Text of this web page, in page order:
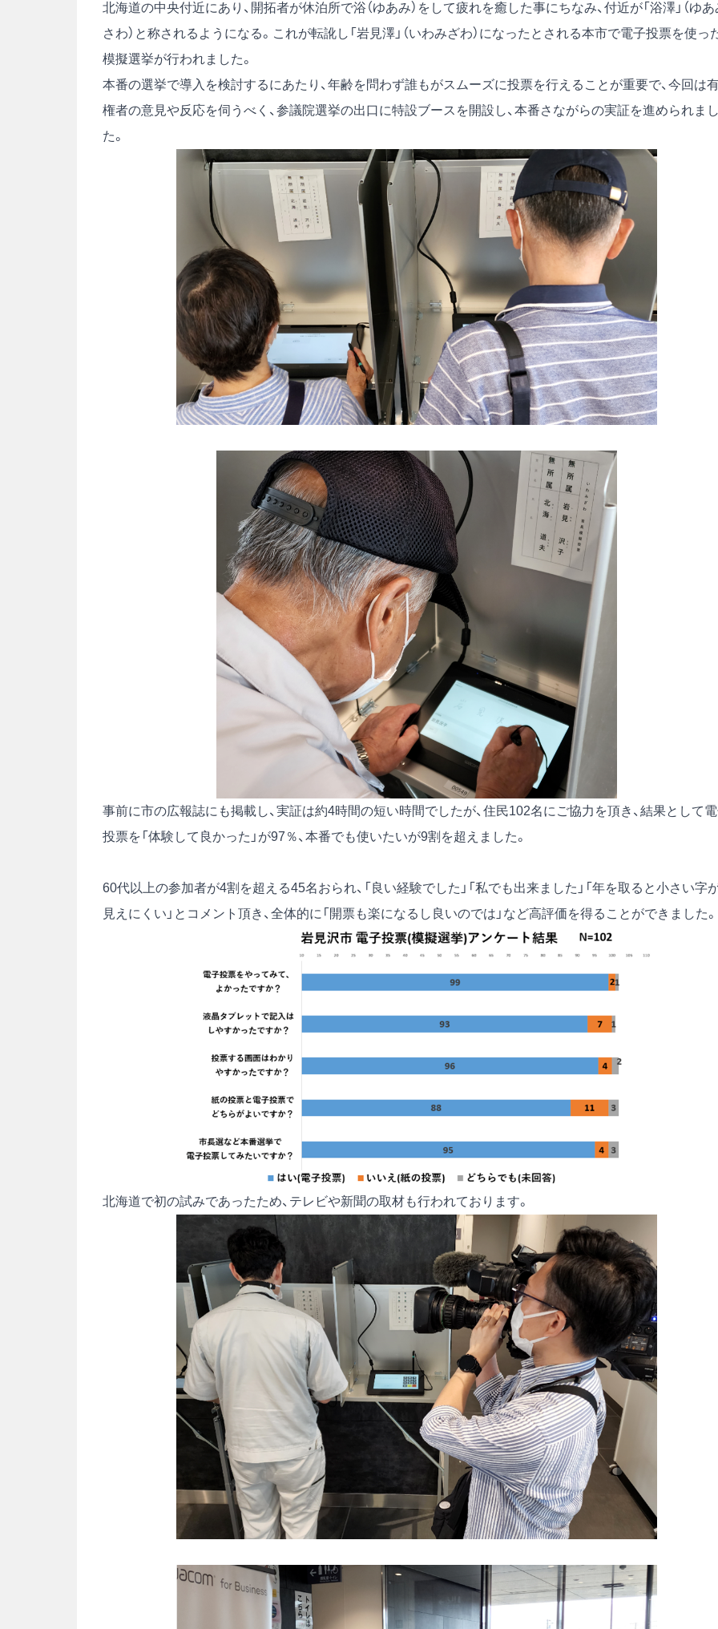
北海道の中央付近にあり、開拓者が休泊所で浴（ゆあみ）をして疲れを癒した事にちなみ、付近が「浴澤」（ゆあ
さわ）と称されるようになる。これが転訛し「岩見澤」（いわみざわ）になったとされる本市で電子投票を使っ
模擬選挙が行われました。
本番の選挙で導入を検討するにあたり、年齢を問わず誰もがスムーズに投票を行えることが重要で、今回は
権者の意見や反応を伺うべく、参議院選挙の出口に特設ブースを開設し、本番さながらの実証を進められま
た。
事前に市の広報誌にも掲載し、実証は約4時間の短い時間でしたが、住民102名にご協力を頂き、結果として
投票を「体験して良かった」が97％、本番でも使いたいが9割を超えました。
60代以上の参加者が4割を超える45名おられ、「良い経験でした」「私でも出来ました」「年を取ると小さい字
見えにくい」とコメント頂き、全体的に「開票も楽になるし良いのでは」など高評価を得ることができました。
北海道で初の試みであったため、テレビや新聞の取材も行われております。